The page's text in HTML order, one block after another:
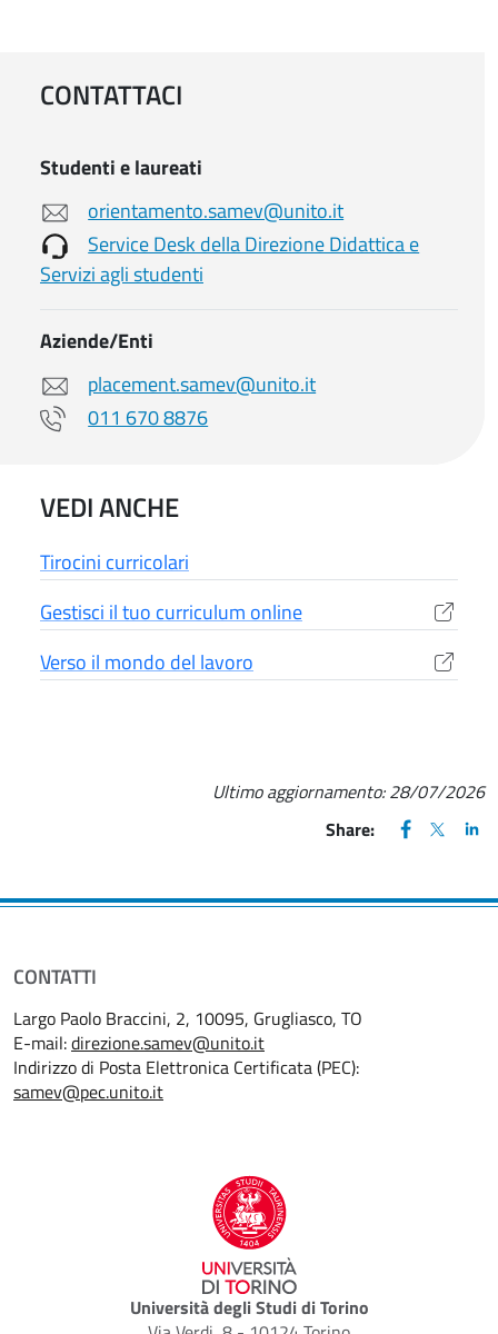
CONTATTACI
Studenti e laureati
orientamento.samev@unito.it
Service Desk della Direzione Didattica e
Servizi agli studenti
Aziende/Enti
placement.samev@unito.it
011 670 8876
VEDI ANCHE
Tirocini curricolari
Gestisci il tuo curriculum online
(apre una nuova finestra)
Verso il mondo del lavoro
(apre una nuova finestra)
Ultimo aggiornamento:28/07/2026
Share:
FACEBOOK
(apre una
X
(apre
CONTATTI
Largo Paolo Braccini, 2, 10095, Grugliasco, TO
E-mail:direzione.samev@unito.it
Indirizzo di Posta Elettronica Certificata (PEC):
samev@pec.unito.it
Università degli Studi di Torino